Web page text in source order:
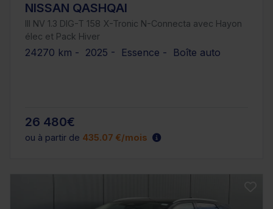
NISSAN QASHQAI
III NV 1.3 DIG-T 158 X-Tronic N-Connecta avec Hayon
élec et Pack Hiver
24270 km - 2025 - Essence - Boîte auto
26 480€
ou à partir de 435.07 €/mois